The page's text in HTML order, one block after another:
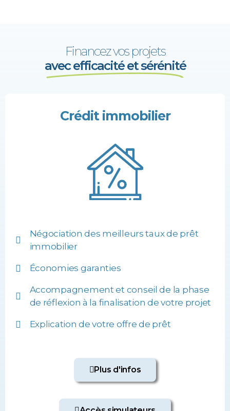
Financez vos projets
avec efficacité et sérénité
Crédit immobilier
Négociation des meilleurs taux de prêt
immobilier
Économies garanties
Accompagnement et conseil de la phase
de réflexion à la finalisation de votre projet
Explication de votre offre de prêt
Plus d'infos